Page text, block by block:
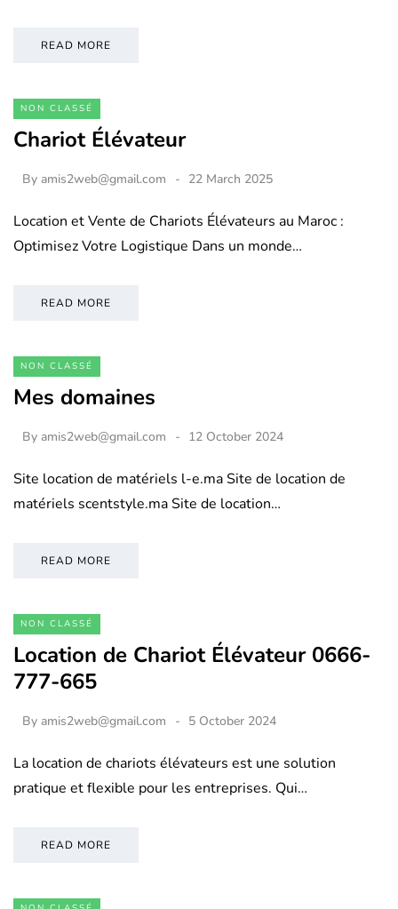
READ MORE
NON CLASSÉ
Chariot Élévateur
By amis2web@gmail.com 22 March 2025
Location et Vente de Chariots Élévateurs au Maroc :
Optimisez Votre Logistique Dans un monde…
READ MORE
NON CLASSÉ
Mes domaines
By amis2web@gmail.com 12 October 2024
Site location de matériels l-e.ma Site de location de
matériels scentstyle.ma Site de location…
READ MORE
NON CLASSÉ
Location de Chariot Élévateur 0666-
777-665
By amis2web@gmail.com 5 October 2024
La location de chariots élévateurs est une solution
pratique et flexible pour les entreprises. Qui…
READ MORE